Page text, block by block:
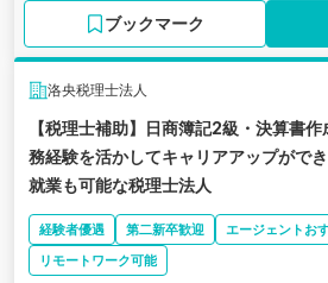
ブックマーク
洛央税理士法人
【税理士補助】日商簿記2級・決算書
務経験を活かしてキャリアアップがで
就業も可能な税理士法人
経験者優遇 第二新卒歓迎
エージェントお
リモートワーク可能